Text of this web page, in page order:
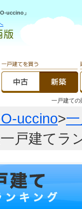
uccino」
一戸建て
uccino>
戸建てラ